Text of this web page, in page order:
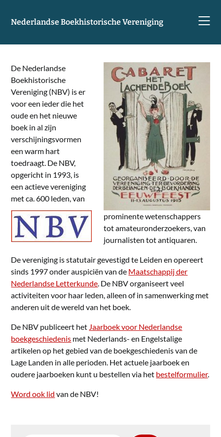
Nederlandse Boekhistorische Vereniging
De Nederlandse
Boekhistorische
Vereniging (NBV) is er
voor een ieder die het
oude en het nieuwe
boek in al zijn
verschijningsvormen
een warm hart
toedraagt. De NBV,
opgericht in 1993, is
een actieve vereniging
met ca. 600 leden, van
prominente wetenschappers
tot amateuronderzoekers, van
journalisten tot antiquaren.
De vereniging is statutair gevestigd te Leiden en opereert
sinds 1997 onder auspiciën van de Maatschappij der
Nederlandse Letterkunde. De NBV organiseert veel
activiteiten voor haar leden, alleen of in samenwerking met
anderen uit de wereld van het boek.
De NBV publiceert het Jaarboek voor Nederlandse
boekgeschiedenis met Nederlands- en Engelstalige
artikelen op het gebied van de boekgeschiedenis van de
Lage Landen in alle perioden. Het actuele jaarboek en
oudere jaarboeken kunt u bestellen via het bestelformulier.
Word ook lid van de NBV!